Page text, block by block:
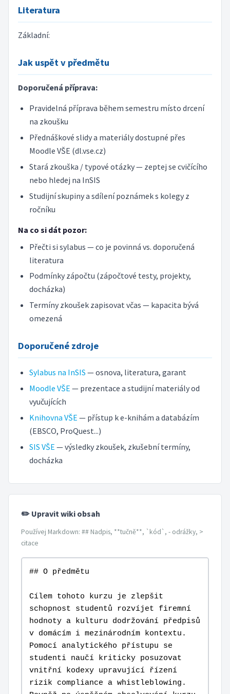
Literatura
Základní:
Jak uspět v předmětu
Doporučená příprava:
Pravidelná příprava během semestru místo drcení
na zkoušku
Přednáškové slidy a materiály dostupné přes
Moodle VŠE (dl.vse.cz)
Stará zkouška / typové otázky — zeptej se cvičícího
nebo hledej na InSIS
Studijní skupiny a sdílení poznámek s kolegy z
ročníku
Na co si dát pozor:
Přečti si sylabus — co je povinná vs. doporučená
literatura
Podmínky zápočtu (zápočtové testy, projekty,
docházka)
Termíny zkoušek zapisovat včas — kapacita bývá
omezená
Doporučené zdroje
Sylabus na InSIS — osnova, literatura, garant
Moodle VŠE — prezentace a studijní materiály od
vyučujících
Knihovna VŠE — přístup k e-knihám a databázím
(EBSCO, ProQuest...)
SIS VŠE — výsledky zkoušek, zkušební termíny,
docházka
✏️ Upravit wiki obsah
Používej Markdown: ## Nadpis, **tučně**, `kód`, - odrážky, >
citace